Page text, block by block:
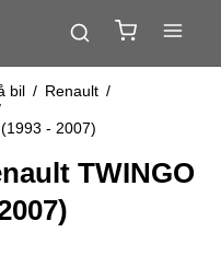
bil / Renault /
- 2007)
TWINGO